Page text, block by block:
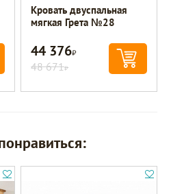
Кровать двуспальная
мягкая Грета №28
44 376Р
48 671Р